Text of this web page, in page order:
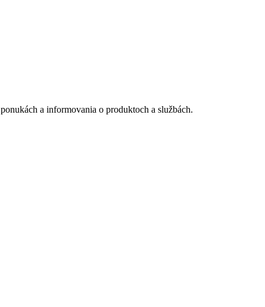
a informovania o produktoch a službách.